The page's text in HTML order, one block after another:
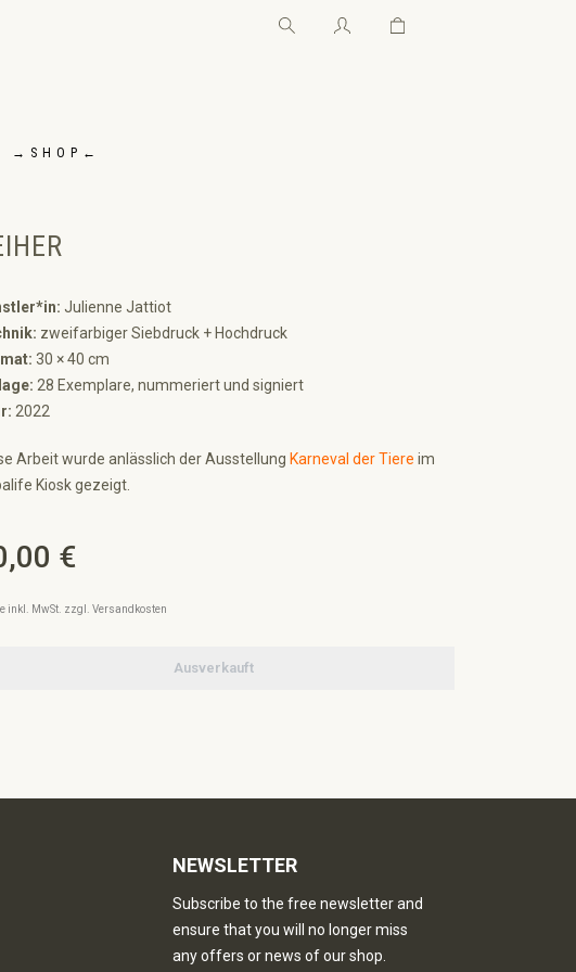
Warenkorb enthält 0
→ S H O P ←
Julienne Jattiot
zweifarbiger Siebdruck + Hochdruck
30 × 40 cm
28 Exemplare, nummeriert und signiert
2022
Arbeit wurde anlässlich der Ausstellung Karneval der Tiere im
Kiosk gezeigt.
Preis:
€
inkl. MwSt. zzgl. Versandkosten
Ausverkauft
NEWSLETTER
Subscribe to the free newsletter and
ensure that you will no longer miss
any offers or news of our shop.